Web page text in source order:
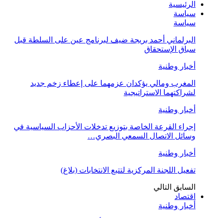
الرئيسية
سياسة
سياسة
البرلماني أحمد بريجة ضيف لبرنامج عين على السلطة قبل
سباق الإستحقاق
أخبار وطنية
المغرب ومالي يؤكدان عزمهما على إعطاء زخم جديد
لشراكتهما الاستراتيجية
أخبار وطنية
إجراء القرعة الخاصة بتوزيع تدخلات الأحزاب السياسية في
وسائل الاتصال السمعي البصري…
أخبار وطنية
تفعيل اللجنة المركزية لتتبع الانتخابات (بلاغ)
السابق التالي
اقتصاد
أخبار وطنية